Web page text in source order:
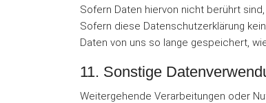
Sofern Daten hiervon nicht berührt
Sofern diese Datenschutzerklärung
Daten von uns so lange gespeichert,
11. Sonstige
Weitergehende Verarbeitungen oder